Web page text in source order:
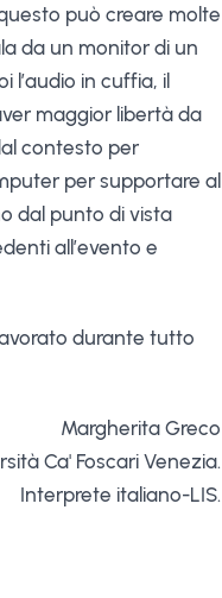
può creare molte
da un monitor di un
l’audio in cuffia, il
maggior libertà da
contesto per
per supportare al
dal punto di vista
all’evento e
durante tutto
Margherita Greco
Ca' Foscari Venezia.
Interprete italiano-LIS.